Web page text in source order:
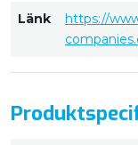
Länk
https://